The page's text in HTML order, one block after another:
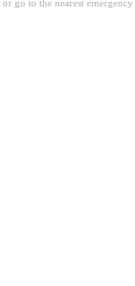
go to the nearest emergency